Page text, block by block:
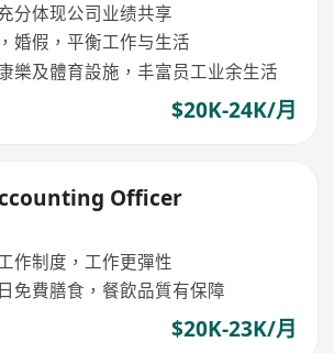
分体现公司业绩共享
婚假，平衡工作与生活
樂及體育設施，丰富员工业余生活
$20K-24K/月
Officer
作制度，工作更彈性
免費膳食，餐飲品質有保障
$20K-23K/月